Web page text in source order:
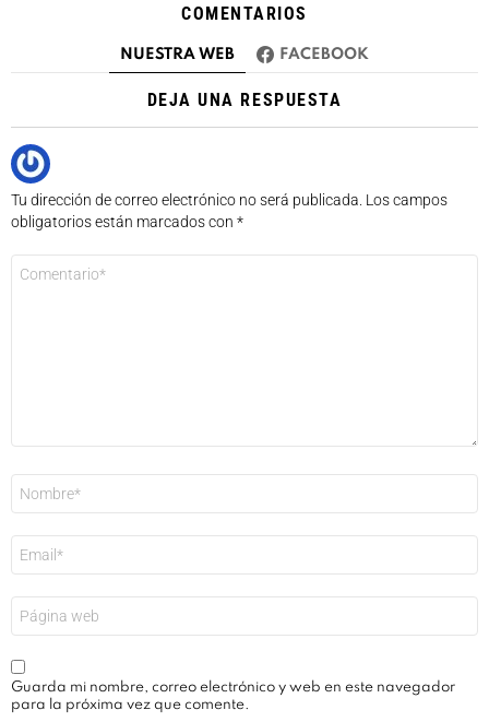
COMENTARIOS
NUESTRA WEB FACEBOOK
DEJA UNA RESPUESTA
Tu dirección de correo electrónico no será publicada. Los campos
obligatorios están marcados con *
electrónico
*
Guarda mi nombre, correo electrónico y web en este navegador
para la próxima vez que comente.